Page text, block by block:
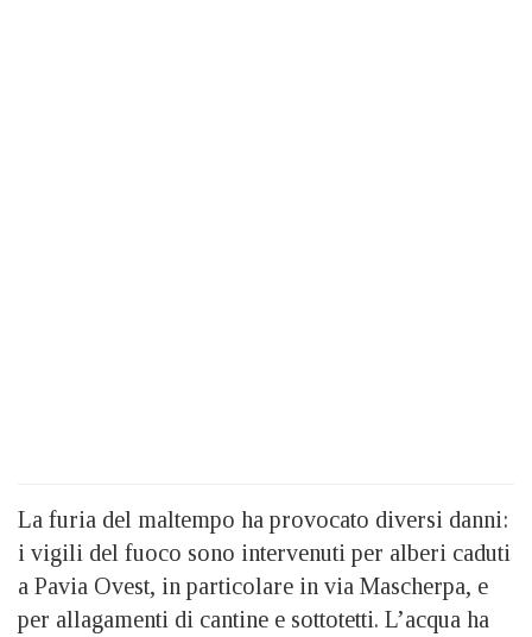
La furia del maltempo ha provocato diversi danni:
i vigili del fuoco sono intervenuti per alberi caduti
a Pavia Ovest, in particolare in via Mascherpa, e
per allagamenti di cantine e sottotetti. L’acqua ha